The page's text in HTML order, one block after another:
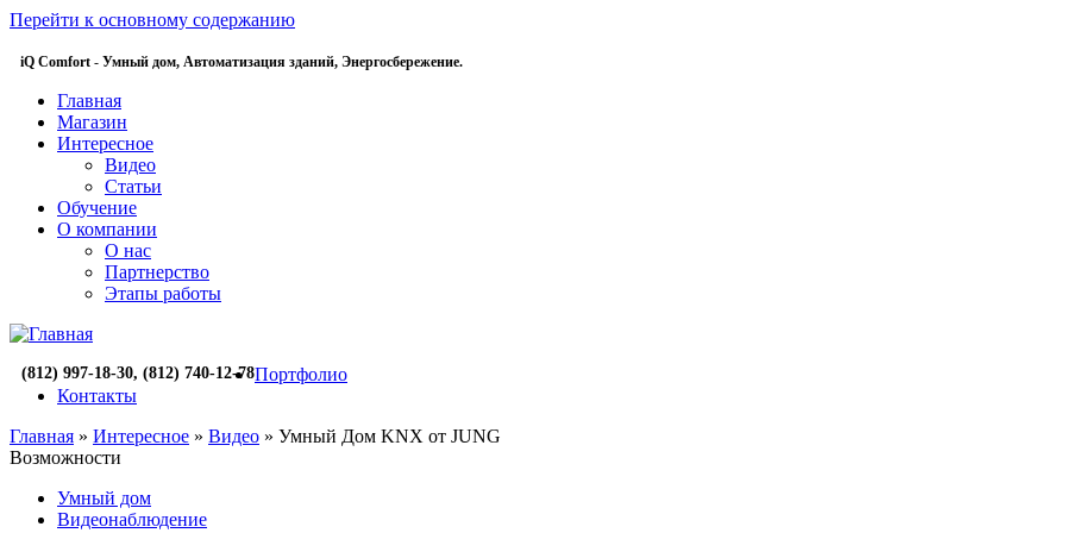
Перейти к основному содержанию
iQ Comfort - Умный дом, Автоматизация зданий, Энергосбережение.
Главная
Магазин
Интересное
Видео
Статьи
Обучение
О компании
О нас
Партнерство
Этапы работы
(812) 997-18-30, (812) 740-12-78Портфолио
Контакты
Главная » Интересное » Видео » Умный Дом KNX от JUNG
Возможности
Умный дом
Видеонаблюдение